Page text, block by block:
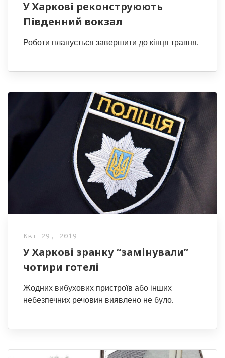
У Харкові реконструюють
Південний вокзал
Роботи планується завершити до кінця травня.
Кві 29, 2019
У Харкові зранку “замінували”
чотири готелі
Жодних вибухових пристроїв або інших
небезпечних речовин виявлено не було.